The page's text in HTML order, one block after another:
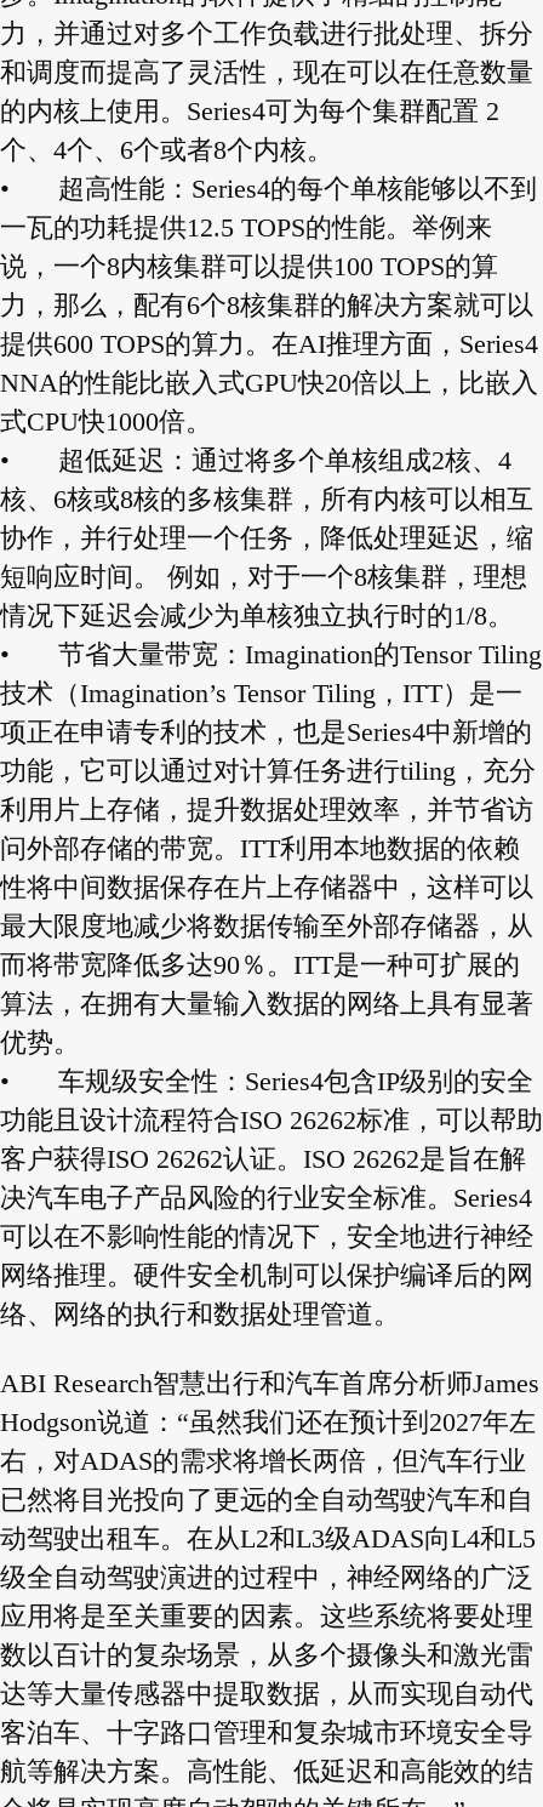
力，并通过对多个工作负载进行批处理、拆分
和调度而提高了灵活性，现在可以在任意数量
的内核上使用。Series4可为每个集群配置 2
个、4个、6个或者8个内核。
•
超高性能：Series4的每个单核能够以不到
一瓦的功耗提供12.5 TOPS的性能。举例来
说，一个8内核集群可以提供100 TOPS的算
力，那么，配有6个8核集群的解决方案就可以
提供600 TOPS的算力。在AI推理方面，Series4
NNA的性能比嵌入式GPU快20倍以上，比嵌入
式CPU快1000倍。
•
超低延迟：通过将多个单核组成2核、4
核、6核或8核的多核集群，所有内核可以相互
协作，并行处理一个任务，降低处理延迟，缩
短响应时间。 例如，对于一个8核集群，理想
情况下延迟会减少为单核独立执行时的1/8。
•
节省大量带宽：Imagination的Tensor Tiling
技术（Imagination’s Tensor Tiling，ITT）是一
项正在申请专利的技术，也是Series4中新增的
功能，它可以通过对计算任务进行tiling，充分
利用片上存储，提升数据处理效率，并节省访
问外部存储的带宽。ITT利用本地数据的依赖
性将中间数据保存在片上存储器中，这样可以
最大限度地减少将数据传输至外部存储器，从
而将带宽降低多达90％。ITT是一种可扩展的
算法，在拥有大量输入数据的网络上具有显著
优势。
•
车规级安全性：Series4包含IP级别的安全
功能且设计流程符合ISO 26262标准，可以帮助
客户获得ISO 26262认证。ISO 26262是旨在解
决汽车电子产品风险的行业安全标准。Series4
可以在不影响性能的情况下，安全地进行神经
网络推理。硬件安全机制可以保护编译后的网
络、网络的执行和数据处理管道。
ABI Research智慧出行和汽车首席分析师James
Hodgson说道：“虽然我们还在预计到2027年左
右，对ADAS的需求将增长两倍，但汽车行业
已然将目光投向了更远的全自动驾驶汽车和自
动驾驶出租车。在从L2和L3级ADAS向L4和L5
级全自动驾驶演进的过程中，神经网络的广泛
应用将是至关重要的因素。这些系统将要处理
数以百计的复杂场景，从多个摄像头和激光雷
达等大量传感器中提取数据，从而实现自动代
客泊车、十字路口管理和复杂城市环境安全导
航等解决方案。高性能、低延迟和高能效的结